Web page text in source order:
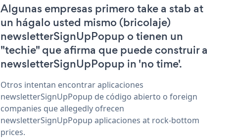
Algunas empresas primero take a stab at
un hágalo usted mismo (bricolaje)
newsletterSignUpPopup o tienen un
"techie" que afirma que puede construir a
newsletterSignUpPopup in 'no time'.
Otros intentan encontrar aplicaciones
newsletterSignUpPopup de código abierto o foreign
companies que allegedly ofrecen
newsletterSignUpPopup aplicaciones at rock-bottom
prices.